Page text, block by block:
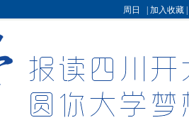
周日 | 加入收藏